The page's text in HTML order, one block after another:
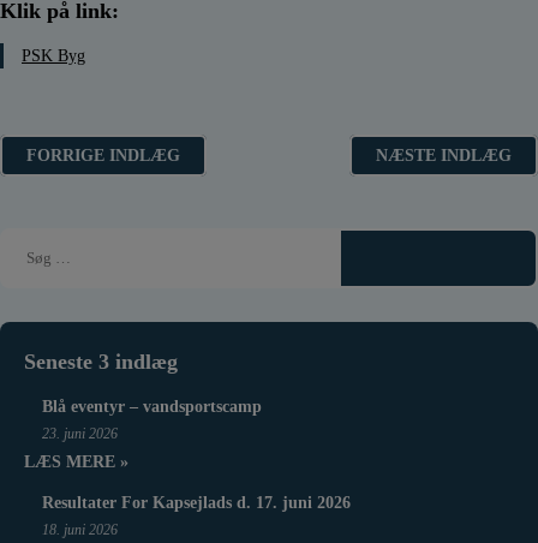
Klik på link:
PSK Byg
Indlægsnavigation
FORRIGE INDLÆG NÆSTE INDLÆG
Seneste 3 indlæg
Blå eventyr – vandsportscamp
23. juni 2026
LÆS MERE »
Resultater For Kapsejlads d. 17. juni 2026
18. juni 2026